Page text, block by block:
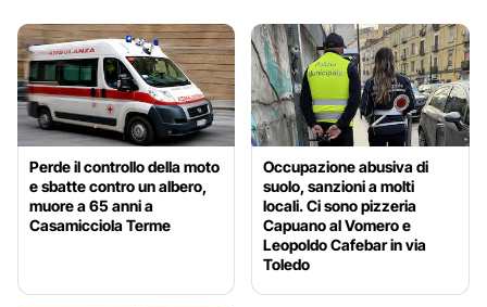
Perde il controllo della moto
e sbatte contro un albero,
muore a 65 anni a
Casamicciola Terme
Occupazione abusiva di
suolo, sanzioni a molti
locali. Ci sono pizzeria
Capuano al Vomero e
Leopoldo Cafebar in via
Toledo